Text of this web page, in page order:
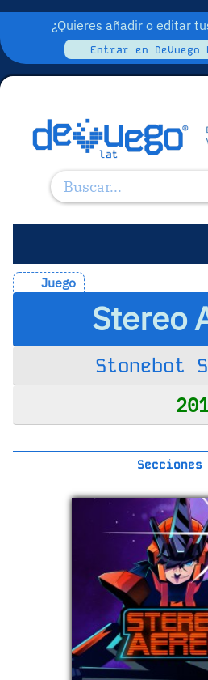
¿Quieres añadir o editar
Entrar en DeVuego
Juego
Stereo
Stonebot
Secciones